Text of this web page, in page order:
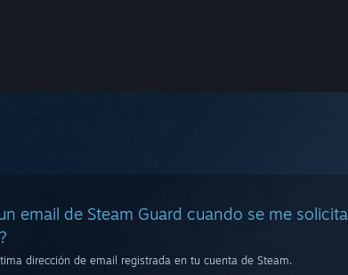
email de Steam Guard cuando se me solicita
dirección de email registrada en tu cuenta de Steam.